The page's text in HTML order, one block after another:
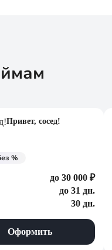
Привет, сосед!
%
до 30 000 ₽
до 31 дн.
30 дн.
Оформить